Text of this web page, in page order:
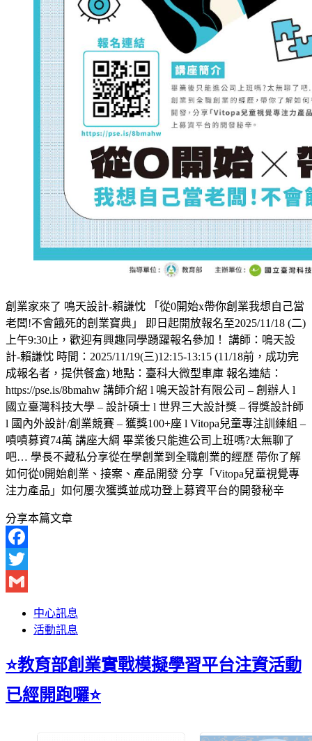
創業家來了 鳴天設計-賴謙忱 「從0開始x帶你創業我想自己當
老闆!不會餓死的創業寶典」 即日起開放報名至2025/11/18 (二)
上午9:30止，歡迎有興趣同學踴躍報名參加！ 講師：鳴天設
計-賴謙忱 時間：2025/11/19(三)12:15-13:15 (11/18前，成功完
成報名者，提供餐盒) 地點：臺科大微型車庫 報名連結：
https://pse.is/8bmahw 講師介紹 l 鳴天設計有限公司 – 創辦人 l
國立臺灣科技大學 – 設計碩士 l 世界三大設計獎 – 得獎設計師
l 國內外設計/創業競賽 – 獲獎100+座 l Vitopa兒童專注訓練組 –
嘖嘖募資74萬 講座大綱 畢業後只能進公司上班嗎?太無聊了
吧… 學長不藏私分享從在學創業到全職創業的經歷 帶你了解
如何從0開始創業、接案、產品開發 分享「Vitopa兒童視覺專
注力產品」如何屢次獲獎並成功登上募資平台的開發秘辛
分享本篇文章
Facebook
Twitter
中心訊息
活動訊息
⭐教育部創業實戰模擬學習平台注資活動
已經開跑囉⭐